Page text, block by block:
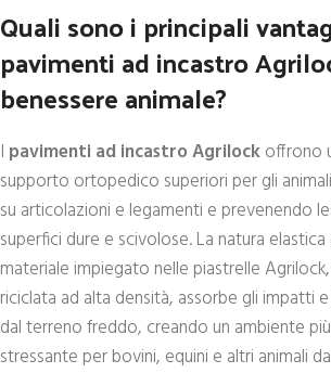
Quali sono i principali
pavimenti ad incastro
benessere animale?
I pavimenti ad incastro Agrilockoffrono
supporto ortopedico superiori per gli
su articolazioni e legamenti e prevenendo
superfici dure e scivolose. La natura
materiale impiegato nelle piastrelle
riciclata ad alta densità, assorbe gli impatti
dal terreno freddo, creando un ambiente
stressante per bovini, equini e altri animali